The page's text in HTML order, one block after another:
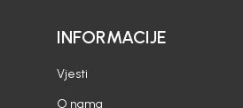
INFORMACIJE
Vjesti
O nama